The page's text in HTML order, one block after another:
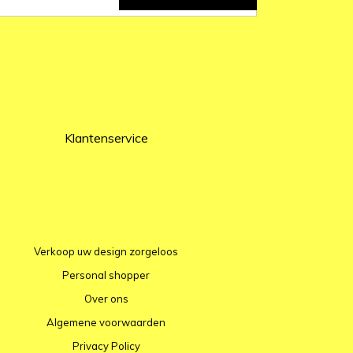
Klantenservice
Verkoop uw design zorgeloos
Personal shopper
Over ons
Algemene voorwaarden
Privacy Policy